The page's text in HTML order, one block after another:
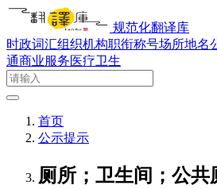
规范化翻译库
时政词汇组织机构职衔称号场所地名
通商业服务医疗卫生
首页
公示提示
厕所；卫生间；公共